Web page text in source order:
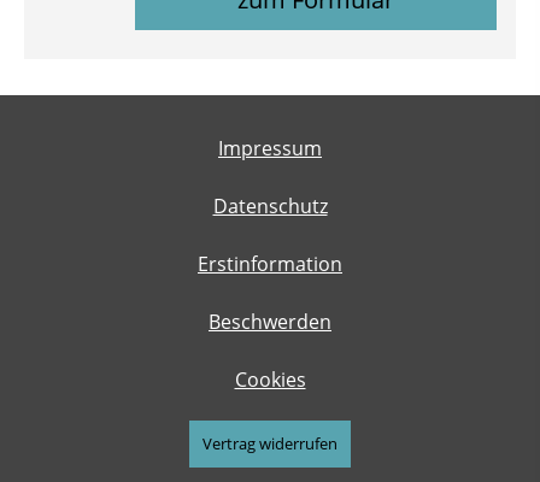
Impressum
Datenschutz
Erstinformation
Beschwerden
Cookies
Vertrag widerrufen